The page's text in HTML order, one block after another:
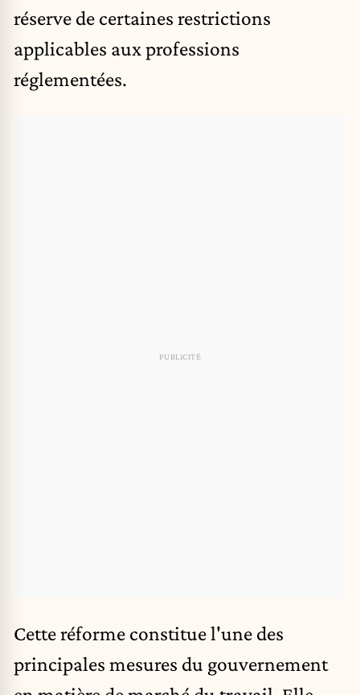
réserve de certaines restrictions
applicables aux professions
réglementées.
Cette réforme constitue l'une des
principales mesures du gouvernement